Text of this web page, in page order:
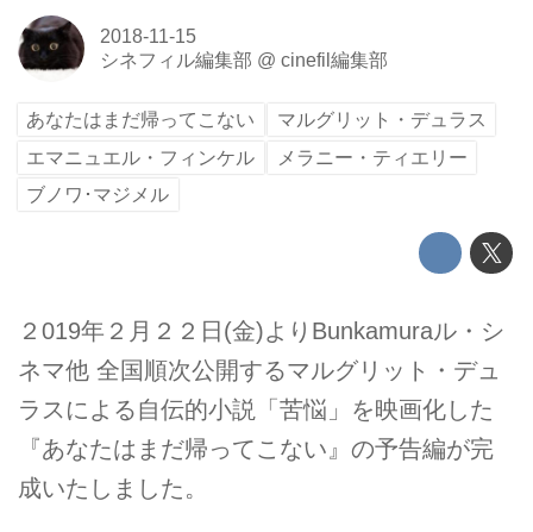
2018-11-15
シネフィル編集部 @ cinefil編集部
あなたはまだ帰ってこない
マルグリット・デュラス
エマニュエル・フィンケル
メラニー・ティエリー
ブノワ･マジメル
２019年２月２２日(金)よりBunkamuraル・シ
ネマ他 全国順次公開するマルグリット・デュ
ラスによる自伝的小説「苦悩」を映画化した
『あなたはまだ帰ってこない』の予告編が完
成いたしました。